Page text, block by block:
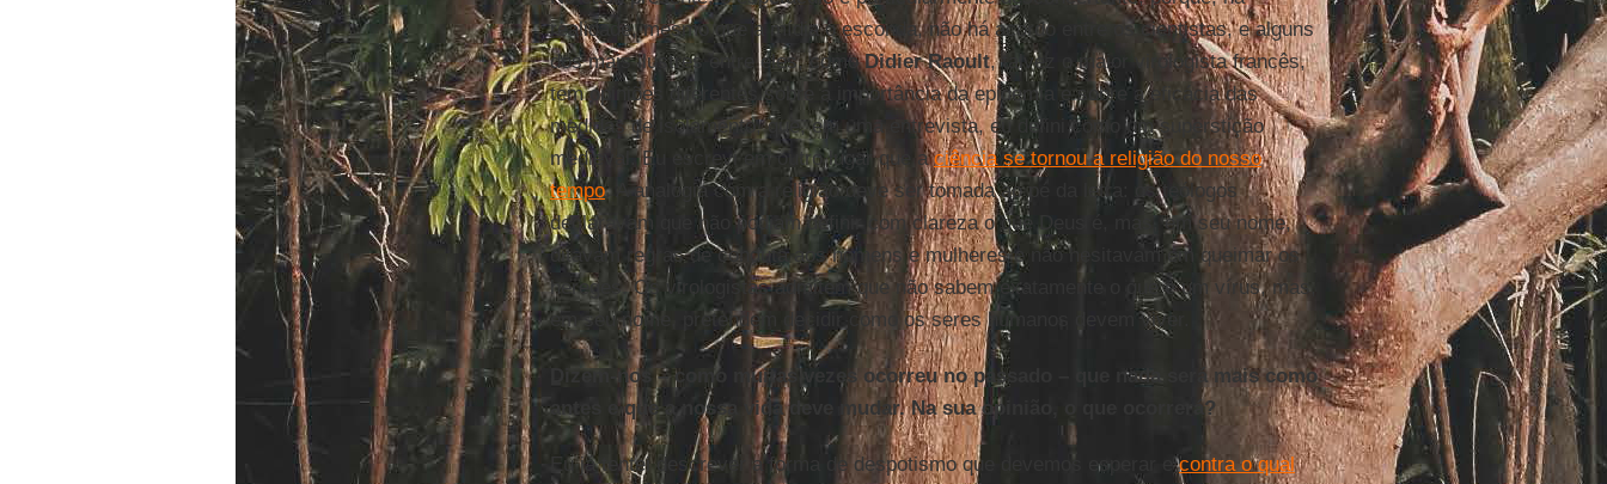
realidade, mesmo que a mídia o esconda, não há acordo entre os cientistas, e alguns
dos mais ilustres entre eles, comoDidier Raoult, talvez o maior virologista francês,
tem opiniões diferentes sobre a importância da epidemia e sobre a eficácia das
medidas de isolamento, que, em uma entrevista, eu defini como um superstição
medieval. Eu escrevi em outro lugar que aciência se tornou a religião do nosso
tempo. A analogia com a religião deve ser tomada ao pé da letra: os teólogos
declaravam que não podiam definir com clareza o que Deus é, mas, em seu nome,
ditavam regras de conduta aos homens e mulheres e não hesitavam em queimar os
hereges. Os virologistas admitem que não sabem exatamente o que é um vírus, mas,
em seu nome, pretendem decidir como os seres humanos devem viver.
Dizem-nos – como muitas vezes ocorreu no passado – que nada será mais como
antes e que a nossa vida deve mudar. Na sua opinião, o que ocorrerá?
Eu já tentei descrever a forma de despotismo que devemos esperar econtra o qual